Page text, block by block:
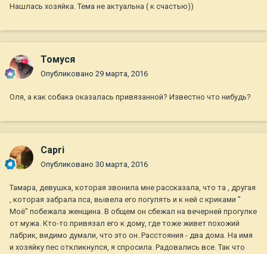
Нашлась хозяйка. Тема не актуальна ( к счастью))
Томуся
Опубликовано 29 марта, 2016
Оля, а как собака оказалась привязанной? Известно что нибудь?
Capri
Опубликовано 30 марта, 2016
Тамара, девушка, которая звонила мне рассказала, что та , другая
, которая забрала пса, вывела его погулять и к ней с криками "
Моё" побежала женщина. В общем он сбежал на вечерней прогулке
от мужа. Кто-то привязал его к дому, где тоже живет похожий
лабрик, видимо думали, что это он. Расстояния - два дома. На имя
и хозяйку пес откликнулся, я спросила. Радовались все. Так что